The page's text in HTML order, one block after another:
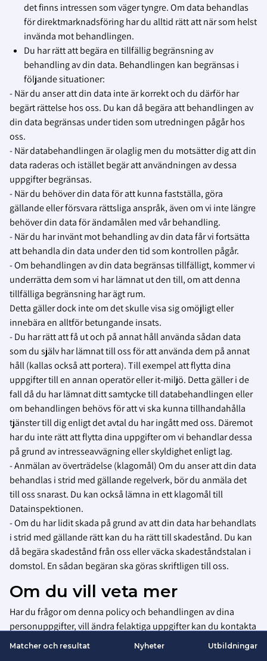
det finns intressen som väger tyngre. Om data behandlas
för direktmarknadsföring har du alltid rätt att när som helst
invända mot behandlingen.
Du har rätt att begära en tillfällig begränsning av
behandling av din data. Behandlingen kan begränsas i
följande situationer:
- När du anser att din data inte är korrekt och du därför har
begärt rättelse hos oss. Du kan då begära att behandlingen av
din data begränsas under tiden som utredningen pågår hos
oss.
- När databehandlingen är olaglig men du motsätter dig att din
data raderas och istället begär att användningen av dessa
uppgifter begränsas.
- När du behöver din data för att kunna fastställa, göra
gällande eller försvara rättsliga anspråk, även om vi inte längre
behöver din data för ändamålen med vår behandling.
- När du har invänt mot behandling av din data får vi fortsätta
att behandla din data under den tid som kontrollen pågår.
- Om behandlingen av din data begränsas tillfälligt, kommer vi
underrätta dem som vi har lämnat ut den till, om att denna
tillfälliga begränsning har ägt rum.
Detta gäller dock inte om det skulle visa sig omöjligt eller
innebära en alltför betungande insats.
- Du har rätt att få ut och på annat håll använda sådan data
som du själv har lämnat till oss för att använda dem på annat
håll (kallas också att portera). Till exempel att flytta dina
uppgifter till en annan operatör eller it-miljö. Detta gäller i de
fall då du har lämnat ditt samtycke till databehandlingen eller
om behandlingen behövs för att vi ska kunna tillhandahålla
tjänster till dig enligt det avtal du har ingått med oss. Däremot
har du inte rätt att flytta dina uppgifter om vi behandlar dessa
på grund av intresseavvägning eller skyldighet enligt lag.
- Anmälan av överträdelse (klagomål) Om du anser att din data
behandlas i strid med gällande regelverk, bör du anmäla det
till oss snarast. Du kan också lämna in ett klagomål till
Datainspektionen.
- Om du har lidit skada på grund av att din data har behandlats
i strid med gällande rätt kan du ha rätt till skadestånd. Du kan
då begära skadestånd från oss eller väcka skadeståndstalan i
domstol. En sådan begäran ska göras skriftligen till oss.
Om du vill veta mer
Har du frågor om denna policy och behandlingen av dina
personuppgifter, vill ändra felaktiga uppgifter kan du kontakta
kundtjanst@innebandy.se
eller 08-5142 7400.
Matcher och resultat Nyheter Utbildningar